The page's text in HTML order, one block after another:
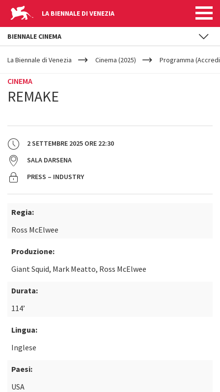
LA BIENNALE DI VENEZIA
YOUR
ARE
La Biennale di Venezia Cinema (2025) Programma
CINEMA
REMAKE
2 SETTEMBRE 2025 ORE 22:30
SALA DARSENA
PRESS – INDUSTRY
Regia:
Ross McElwee
Produzione:
Giant Squid, Mark Meatto, Ross McElwee
Durata:
114’
Lingua:
Inglese
Paesi:
USA
BIENNALE CINEMA